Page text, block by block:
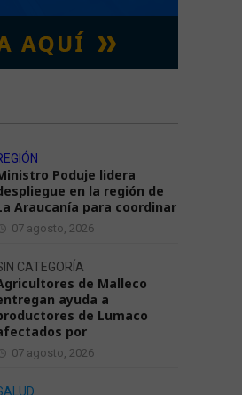
Poduje lidera
en la región de
Araucanía para coordinar
07 agosto, 2026
CATEGORÍA
de Malleco
ayuda a
de Lumaco
por
07 agosto, 2026